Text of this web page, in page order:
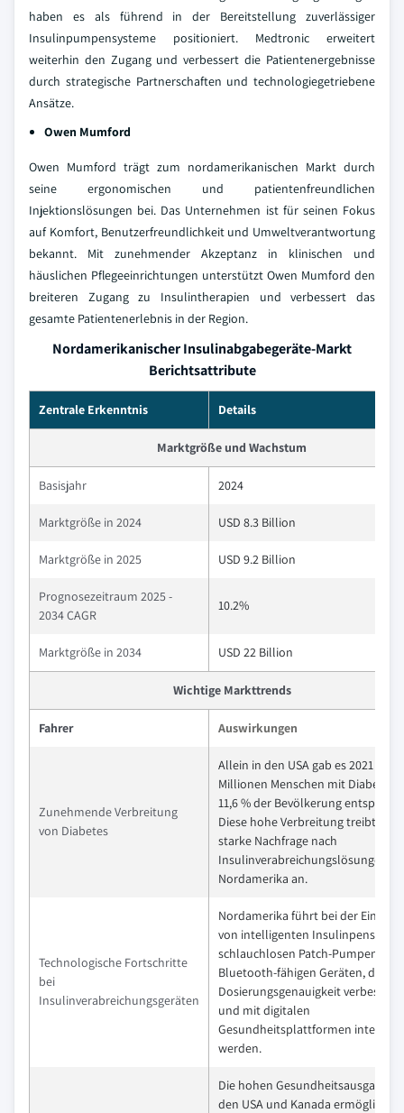
haben es als führend in der Bereitstellung zuverlässiger
Insulinpumpensysteme positioniert. Medtronic erweitert
weiterhin den Zugang und verbessert die Patientenergebnisse
durch strategische Partnerschaften und technologiegetriebene
Ansätze.
Owen Mumford
Owen Mumford trägt zum nordamerikanischen Markt durch
seine ergonomischen und patientenfreundlichen
Injektionslösungen bei. Das Unternehmen ist für seinen Fokus
auf Komfort, Benutzerfreundlichkeit und Umweltverantwortung
bekannt. Mit zunehmender Akzeptanz in klinischen und
häuslichen Pflegeeinrichtungen unterstützt Owen Mumford den
breiteren Zugang zu Insulintherapien und verbessert das
gesamte Patientenerlebnis in der Region.
Nordamerikanischer Insulinabgabegeräte-Markt
Berichtsattribute
Zentrale Erkenntnis Details
Marktgröße und Wachstum
Basisjahr 2024
Marktgröße in 2024 USD 8.3 Billion
Marktgröße in 2025 USD 9.2 Billion
Prognosezeitraum 2025 -
2034 CAGR
10.2%
Marktgröße in 2034 USD 22 Billion
Wichtige Markttrends
Fahrer Auswirkungen
Zunehmende Verbreitung
von Diabetes
Allein in den USA gab es 2021 38,4
Millionen Menschen mit Diabetes,
11,6 % der Bevölkerung entspricht.
Diese hohe Verbreitung treibt eine
starke Nachfrage nach
Insulinverabreichungslösungen in
Nordamerika an.
Technologische Fortschritte
bei
Insulinverabreichungsgeräten
Nordamerika führt bei der
von intelligenten Insulinpens,
schlauchlosen Patch-Pumpen und
Bluetooth-fähigen Geräten, die die
Dosierungsgenauigkeit verbessern
und mit digitalen
Gesundheitsplattformen integriert
werden.
Die hohen Gesundheitsausgaben
den USA und Kanada ermöglichen